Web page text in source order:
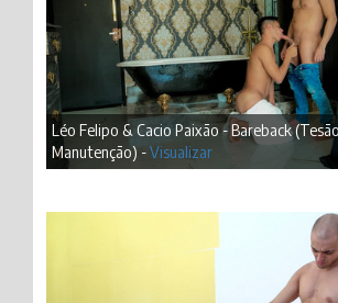
Léo Felipo & Cacio Paixão - Bareback
Manutenção) -Visualizar